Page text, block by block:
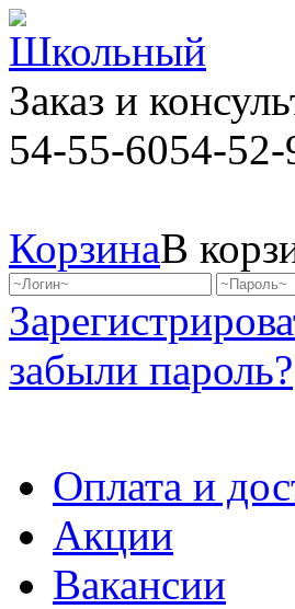
Заказ и
54-55-6054-52-
КорзинаВ
забыли пароль?
Оплата и
Акции
Вакансии